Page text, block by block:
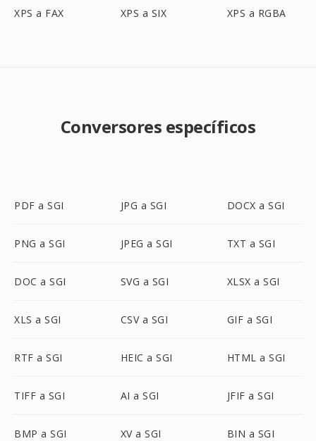
XPS a FAX XPS a SIX XPS a RGBA
Conversores específicos
PDF a SGI JPG a SGI DOCX a SGI
PNG a SGI JPEG a SGI TXT a SGI
DOC a SGI SVG a SGI XLSX a SGI
XLS a SGI CSV a SGI GIF a SGI
RTF a SGI HEIC a SGI HTML a SGI
TIFF a SGI AI a SGI JFIF a SGI
BMP a SGI XV a SGI BIN a SGI